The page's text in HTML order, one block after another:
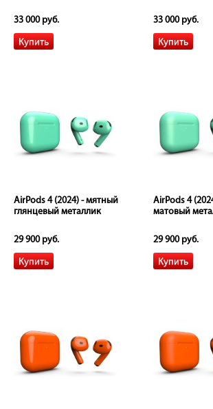
33 000 руб. 33 000 руб.
AirPods 4 (2024) - мятный
глянцевый металлик
29 900 руб.
AirPods 4
матовый
29 900 руб.